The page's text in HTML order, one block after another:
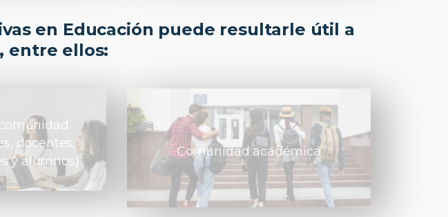
en Educación puede resultarle útil a
entre ellos:
docentes,
y alumnos)
Comunidad académica